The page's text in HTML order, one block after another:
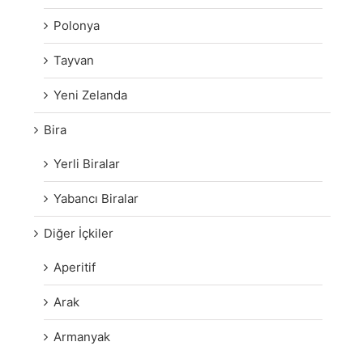
Polonya
Tayvan
Yeni Zelanda
Bira
Yerli Biralar
Yabancı Biralar
Diğer İçkiler
Aperitif
Arak
Armanyak